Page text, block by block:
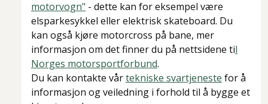
motorvogn" - dette kan for eksempel være
elsparkesykkel eller elektrisk skateboard. Du
kan også kjøre motorcross på bane, mer
informasjon om det finner du på nettsidene til
Norges motorsportforbund.
Du kan kontakte vårtekniske svartjeneste for å
informasjon og veiledning i forhold til å bygge et